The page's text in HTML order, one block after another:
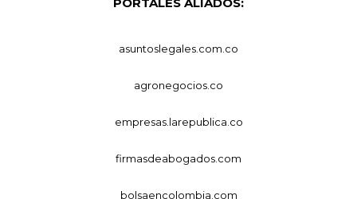
asuntoslegales.com.co
agronegocios.co
empresas.larepublica.co
firmasdeabogados.com
bolsaencolombia.com